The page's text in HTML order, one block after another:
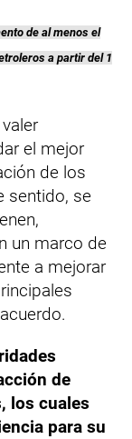
de al menos el
a partir del 1
el mejor
de los
sentido, se
un marco de
a mejorar
de
los cuales
para su